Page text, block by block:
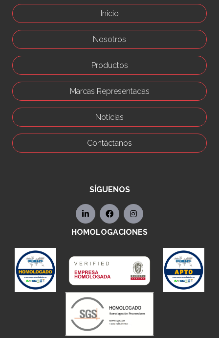
Inicio
Nosotros
Productos
Marcas Representadas
Noticias
Contáctanos
SÍGUENOS
HOMOLOGACIONES